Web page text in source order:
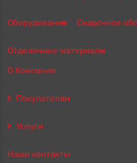
Оборудование Сварочное
Отделочные материалы
О Компании
Покупателям
Услуги
Наши контакты